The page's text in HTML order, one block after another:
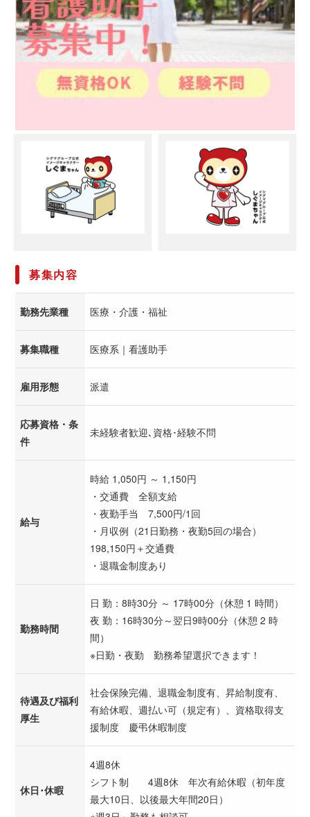
募集内容
勤務先業種 医療・介護・福祉
募集職種 医療系｜看護助手
雇用形態 派遣
応募資格・条
件
未経験者歓迎､資格･経験不問
給与
時給 1,050円 ～ 1,150円
・交通費 全額支給
・夜勤手当 7,500円/1回
・月収例（21日勤務・夜勤5回の場合）
198,150円＋交通費
・退職金制度あり
勤務時間
日 勤：8時30分 ～ 17時00分（休憩 1 時間）
夜 勤：16時30分～翌日9時00分（休憩 2 時
間）
※日勤・夜勤 勤務希望選択できます！
待遇及び福利
厚生
社会保険完備、退職金制度有、昇給制度有、
有給休暇、週払い可（規定有）、資格取得支
援制度 慶弔休暇制度
休日･休暇
4週8休
シフト制 4週8休 年次有給休暇（初年度
最大10日、以後最大年間20日）